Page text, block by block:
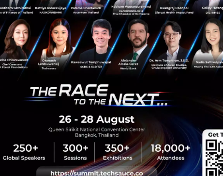
Media
Services
Global Summit
Trending Tags
Corporate Innovation
Digital Transformation
E-Commerce
Startup
Technology